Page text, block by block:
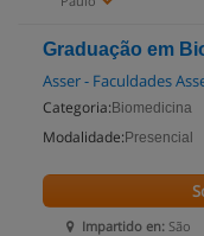
Graduação em
Asser - Faculdades
Categoria: Biomedicina
Modalidade: Presencial
Impartido en: São